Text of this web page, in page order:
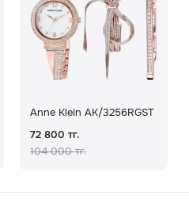
Anne Klein AK/3256RGST
72 800 тг.
104 000 тг.